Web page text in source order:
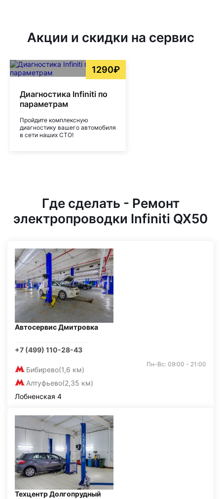
Акции и скидки на сервис
1290₽
Диагностика Infiniti по
параметрам
Пройдите комплексную
диагностику вашего автомобиля
в сети наших СТО!
Где сделать - Ремонт
электропроводки Infiniti QX50
Автосервис Дмитровка
+7 (499) 110-28-43
Бибирево(1,6 км)
Алтуфьево(2,35 км)
Пн-Вс: 09:00 - 21:00
Лобненская 4
Техцентр Долгопрудный